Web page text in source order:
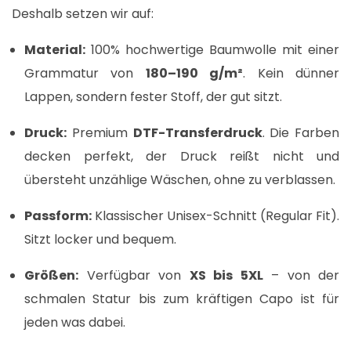
Deshalb setzen wir auf:
Material: 100% hochwertige Baumwolle mit einer
Grammatur von
180–190 g/m². Kein dünner
Lappen, sondern fester Stoff, der gut sitzt.
Druck: Premium DTF-Transferdruck. Die Farben
decken perfekt, der Druck reißt nicht und
übersteht unzählige Wäschen, ohne zu verblassen.
Passform: Klassischer Unisex-Schnitt (Regular Fit).
Sitzt locker und bequem.
Größen: Verfügbar von XS bis 5XL – von der
schmalen Statur bis zum kräftigen Capo ist für
jeden was dabei.